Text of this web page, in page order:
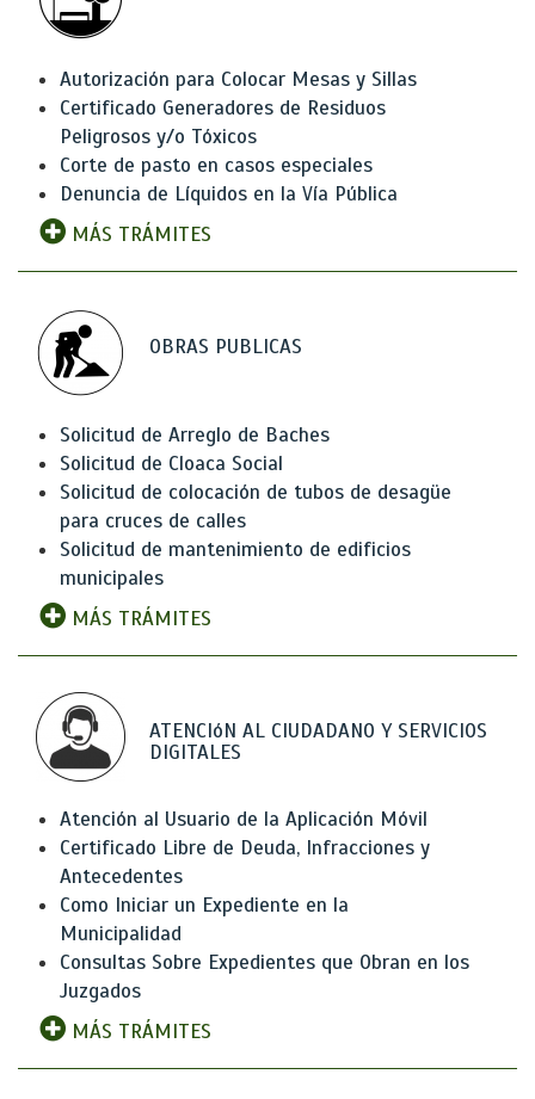
Autorización para Colocar Mesas y Sillas
Certificado Generadores de Residuos
Peligrosos y/o Tóxicos
Corte de pasto en casos especiales
Denuncia de Líquidos en la Vía Pública
MÁS TRÁMITES
OBRAS PUBLICAS
Solicitud de Arreglo de Baches
Solicitud de Cloaca Social
Solicitud de colocación de tubos de desagüe
para cruces de calles
Solicitud de mantenimiento de edificios
municipales
MÁS TRÁMITES
ATENCIóN AL CIUDADANO Y SERVICIOS
DIGITALES
Atención al Usuario de la Aplicación Móvil
Certificado Libre de Deuda, Infracciones y
Antecedentes
Como Iniciar un Expediente en la
Municipalidad
Consultas Sobre Expedientes que Obran en los
Juzgados
MÁS TRÁMITES